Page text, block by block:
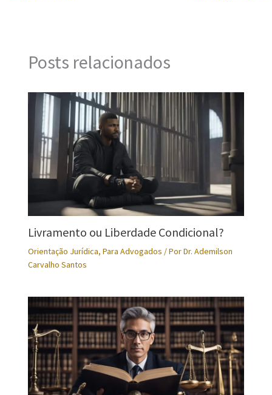
Posts relacionados
Livramento ou Liberdade Condicional?
Orientação Jurídica, Para Advogados / PorDr. Ademilson
Carvalho Santos